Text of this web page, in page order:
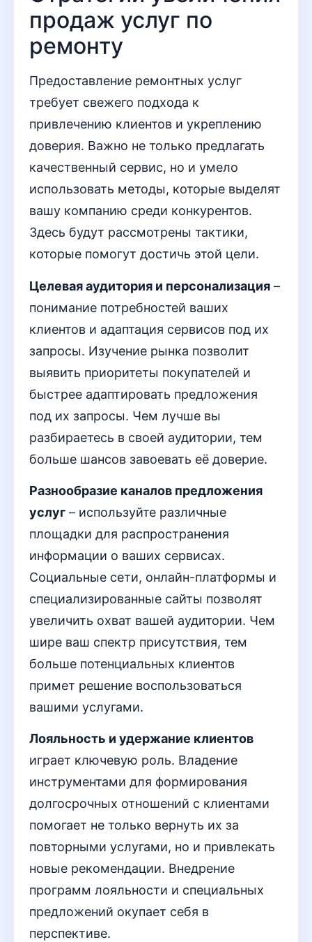
продаж услуг по
ремонту
Предоставление ремонтных услуг
требует свежего подхода к
привлечению клиентов и укреплению
доверия. Важно не только предлагать
качественный сервис, но и умело
использовать методы, которые выделят
вашу компанию среди конкурентов.
Здесь будут рассмотрены тактики,
которые помогут достичь этой цели.
Целевая аудитория и персонализация –
понимание потребностей ваших
клиентов и адаптация сервисов под их
запросы. Изучение рынка позволит
выявить приоритеты покупателей и
быстрее адаптировать предложения
под их запросы. Чем лучше вы
разбираетесь в своей аудитории, тем
больше шансов завоевать её доверие.
Разнообразие каналов предложения
услуг – используйте различные
площадки для распространения
информации о ваших сервисах.
Социальные сети, онлайн-платформы и
специализированные сайты позволят
увеличить охват вашей аудитории. Чем
шире ваш спектр присутствия, тем
больше потенциальных клиентов
примет решение воспользоваться
вашими услугами.
Лояльность и удержание клиентов
играет ключевую роль. Владение
инструментами для формирования
долгосрочных отношений с клиентами
помогает не только вернуть их за
повторными услугами, но и привлекать
новые рекомендации. Внедрение
программ лояльности и специальных
предложений окупает себя в
перспективе.